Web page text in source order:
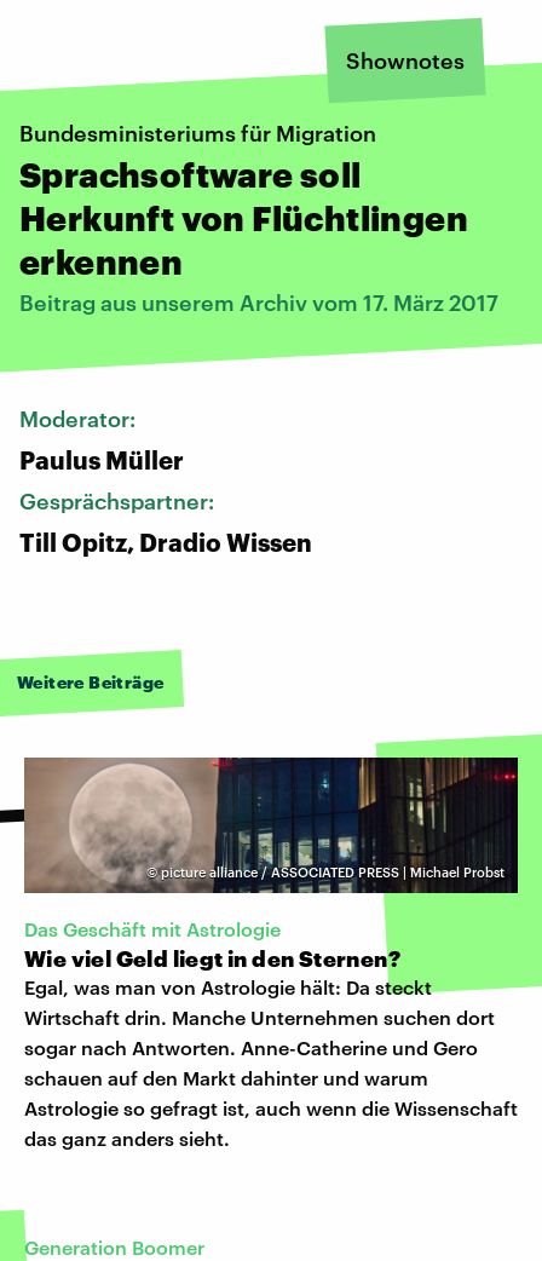
Shownotes
Bundesministeriums für Migration
Sprachsoftware soll
Herkunft von Flüchtlingen
erkennen
Beitrag aus unserem Archiv vom 17. März 2017
Moderator:
Paulus Müller
Gesprächspartner:
Till Opitz, Dradio Wissen
Weitere Beiträge
©picture alliance / ASSOCIATED PRESS | Michael Probst
Das Geschäft mit Astrologie
Wie viel Geld liegt in den Sternen?
Egal, was man von Astrologie hält: Da steckt
Wirtschaft drin. Manche Unternehmen suchen dort
sogar nach Antworten. Anne-Catherine und Gero
schauen auf den Markt dahinter und warum
Astrologie so gefragt ist, auch wenn die Wissenschaft
das ganz anders sieht.
Generation Boomer